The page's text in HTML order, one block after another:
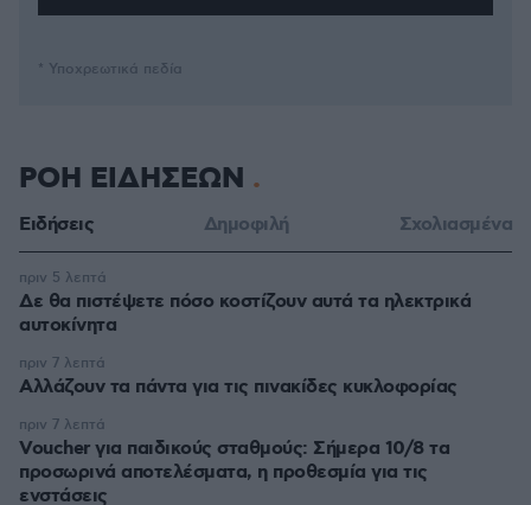
* Υποχρεωτικά πεδία
ΡΟΗ ΕΙΔΗΣΕΩΝ
Ειδήσεις Δημοφιλή Σχολιασμένα
Δε θα πιστέψετε πόσο κοστίζουν αυτά τα ηλεκτρικά
αυτοκίνητα
πριν 5 λεπτά
Αλλάζουν τα πάντα για τις πινακίδες κυκλοφορίας
πριν 7 λεπτά
Voucher για παιδικούς σταθμούς: Σήμερα 10/8 τα
προσωρινά αποτελέσματα, η προθεσμία για τις
ενστάσεις
πριν 7 λεπτά